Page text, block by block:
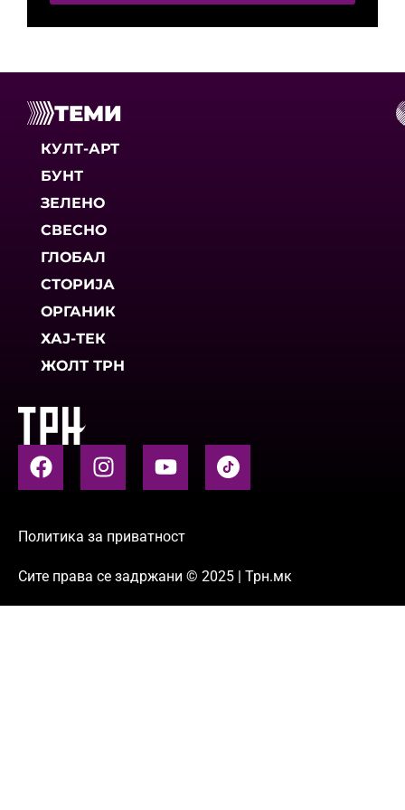
ТЕМИ
КУЛТ-АРТ
БУНТ
ЗЕЛЕНО
СВЕСНО
ГЛОБАЛ
СТОРИЈА
ОРГАНИК
ХАЈ-ТЕК
ЖОЛТ ТРН
Политика за приватност
Сите права се задржани © 2025 | Трн.мк